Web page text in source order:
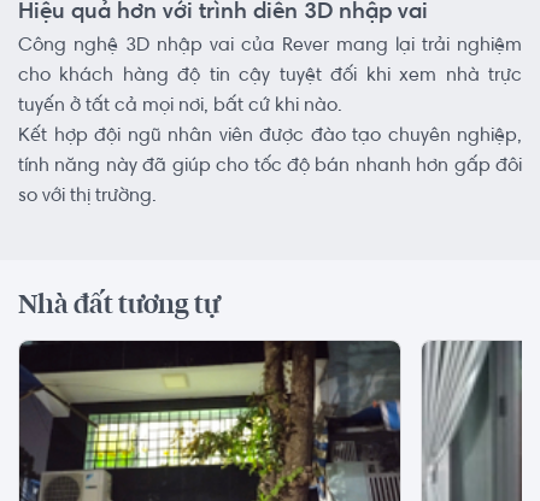
Hiệu quả hơn với trình diễn 3D nhập vai
Công nghệ 3D nhập vai của Rever mang lại trải nghiệm
cho khách hàng độ tin cậy tuyệt đối khi xem nhà trực
tuyến ở tất cả mọi nơi, bất cứ khi nào.
Kết hợp đội ngũ nhân viên được đào tạo chuyên nghiệp,
tính năng này đã giúp cho tốc độ bán nhanh hơn gấp đôi
so với thị trường.
Nhà đất tương tự